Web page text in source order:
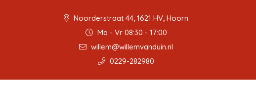
Noorderstraat 44, 1621 HV, Hoorn
Ma - Vr 08:30 - 17:00
willem@willemvanduin.nl
0229-282980